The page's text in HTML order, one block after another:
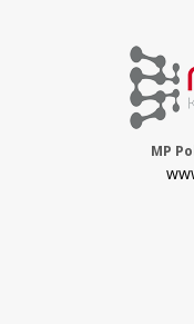
MP